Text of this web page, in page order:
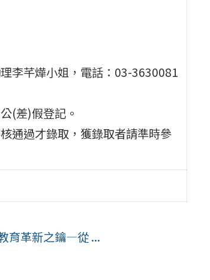
李芊燁小姐，電話：03-3630081
(差)假登記。
通過才錄取，獲錄取者請準時參
育革新之鑰—從 ...